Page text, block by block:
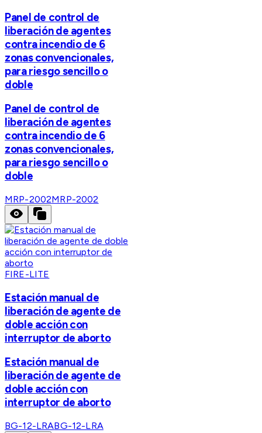
Panel de control de
liberación de agentes
contra incendio de 6
zonas convencionales,
para riesgo sencillo o
doble
Panel de control de
liberación de agentes
contra incendio de 6
zonas convencionales,
para riesgo sencillo o
doble
MRP-2002MRP-2002
FIRE-LITE
Estación manual de
liberación de agente de
doble acción con
interruptor de aborto
Estación manual de
liberación de agente de
doble acción con
interruptor de aborto
BG-12-LRABG-12-LRA